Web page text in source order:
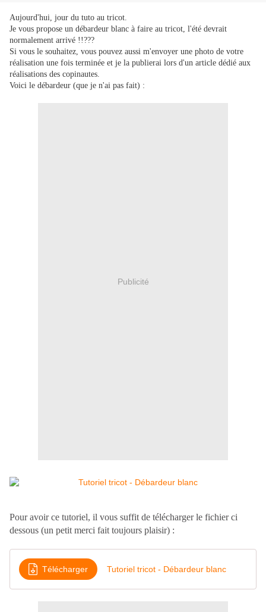
Aujourd'hui, jour du tuto au tricot.
Je vous propose un débardeur blanc à faire au tricot, l'été devrait
normalement arrivé !!???
Si vous le souhaitez, vous pouvez aussi m'envoyer une photo de votre
réalisation une fois terminée et je la publierai lors d'un article dédié aux
réalisations des copinautes.
Voici le débardeur (que je n'ai pas fait) :
Publicité
Pour avoir ce tutoriel, il vous suffit de télécharger le fichier ci
dessous (un petit merci fait toujours plaisir) :
Télécharger Tutoriel tricot - Débardeur blanc